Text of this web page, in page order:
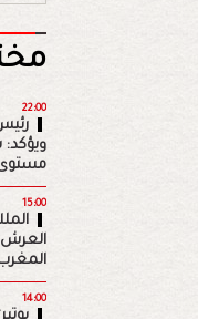
22:00
ويؤكد:
15:00
العرش
14:00